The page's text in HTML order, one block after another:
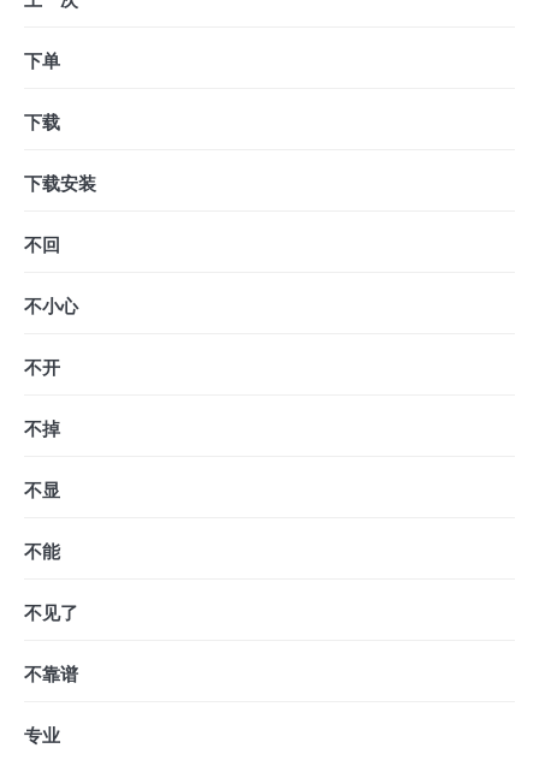
下单
下载
下载安装
不回
不小心
不开
不掉
不显
不能
不见了
不靠谱
专业